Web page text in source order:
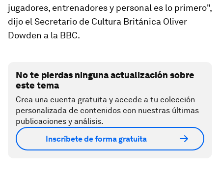
jugadores, entrenadores y personal es lo primero",
dijo el Secretario de Cultura Británica Oliver
Dowden a la BBC.
No te pierdas ninguna actualización sobre
este tema
Crea una cuenta gratuita y accede a tu colección
personalizada de contenidos con nuestras últimas
publicaciones y análisis.
Inscríbete de forma gratuita